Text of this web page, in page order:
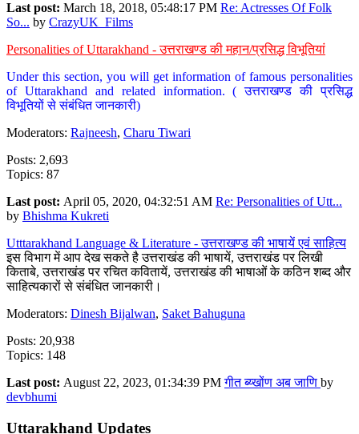
Last post: March 18, 2018, 05:48:17 PM Re: Actresses Of Folk
So... by CrazyUK_Films
Personalities of Uttarakhand - उत्तराखण्ड की महान/प्रसिद्ध विभूतियां
Under this section, you will get information of famous personalities
of Uttarakhand and related information. ( उत्तराखण्ड की प्रसिद्ध
विभूतियों से संबंधित जानकारी)
Moderators: Rajneesh, Charu Tiwari
Posts: 2,693
Topics: 87
Last post: April 05, 2020, 04:32:51 AM Re: Personalities of Utt...
by Bhishma Kukreti
Utttarakhand Language & Literature - उत्तराखण्ड की भाषायें एवं साहित्य
इस विभाग में आप देख सकते है उत्तराखंड की भाषायें, उत्तराखंड पर लिखी
किताबे, उत्तराखंड पर रचित कवितायें, उत्तराखंड की भाषाओं के कठिन शब्द और
साहित्यकारों से संबंधित जानकारी।
Moderators: Dinesh Bijalwan, Saket Bahuguna
Posts: 20,938
Topics: 148
Last post: August 22, 2023, 01:34:39 PMगीत ब्य्खोंण अब जाणि by
devbhumi
Uttarakhand Updates